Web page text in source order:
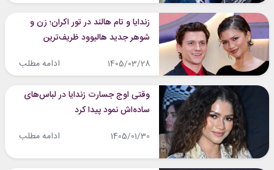
زندایا و تام هالند در تور اکران؛ زن و
شوهر جدید هالیوود ظریف‌ترین
1405/03/28 ادامه مطلب
وقتی اوج جسارت زندایا در لباس‌های
ساده‌اش نمود پیدا کرد
1405/01/30 ادامه مطلب